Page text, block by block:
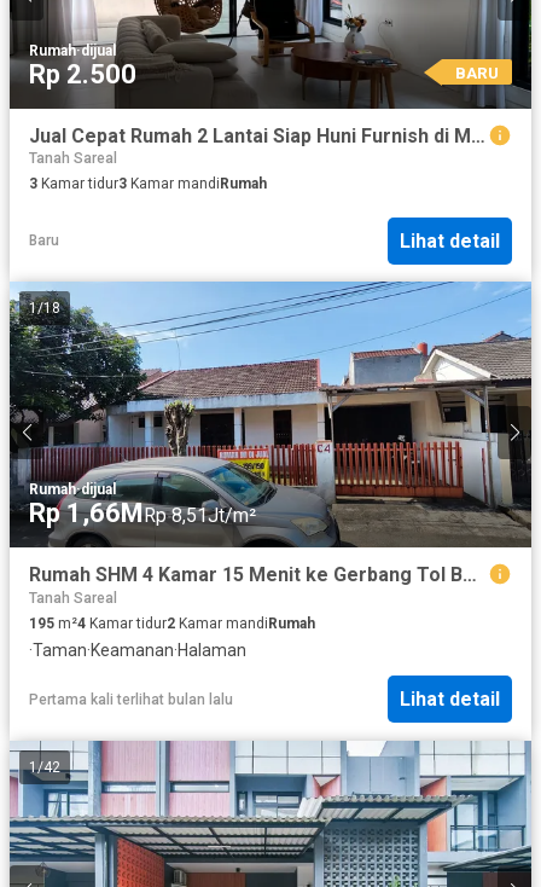
Rumah·dijual
Rp 2.500 BARU
Jual Cepat Rumah 2 Lantai Siap Huni Furnish di Mekarwangi Bogor
Tanah Sareal
3 Kamar tidur3 Kamar mandi Rumah
Baru Lihat detail
1/18
Rumah·dijual
Rp 1,66MRp 8,51Jt/m²
Rumah SHM 4 Kamar 15 Menit ke Gerbang Tol Bogor Hadap Utara J-45041
Tanah Sareal
195 m²4 Kamar tidur2 Kamar mandi Rumah
·Taman·Keamanan·Halaman
Pertama kali terlihat bulan lalu Lihat detail
1/42